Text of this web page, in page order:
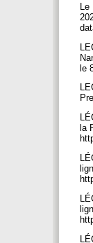
le
la